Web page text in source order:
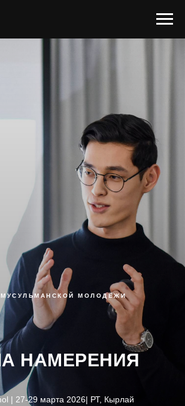
МУСУЛЬМАНСКОЙ МОЛОДЁЖИ
НАМЕРЕНИЯ
| 27-29 марта 2026| РТ, Кырлай